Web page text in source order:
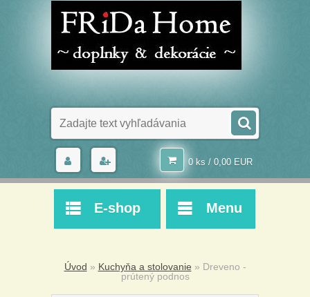
0 ks / 0,00 EUR
E-shop Menu
Úvod » Kuchyňa a stolovanie » Dreveno -
prútený podnos